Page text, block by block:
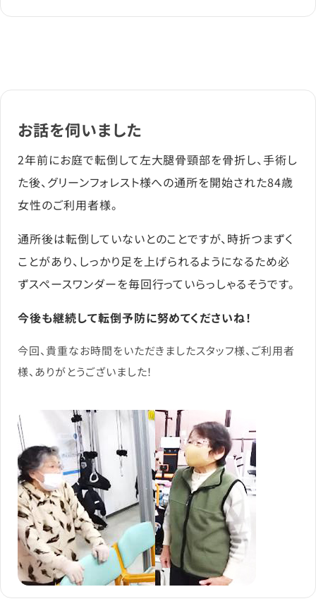
お話を伺いました
2年前にお庭で転倒して左大腿骨頸部を骨折し、手術し
た後、グリーンフォレスト様への通所を開始された84歳
女性のご利用者様。
通所後は転倒していないとのことですが、時折つまずく
ことがあり、しっかり足を上げられるようになるため必
ずスペースワンダーを毎回行っていらっしゃるそうです。
今後も継続して転倒予防に努めてくださいね！
今回、貴重なお時間をいただきましたスタッフ様、ご利用者
様、ありがとうございました！